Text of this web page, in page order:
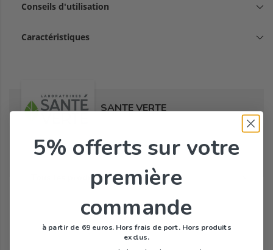
Conseils d'utilisation
Caractéristiques
SANTE VERTE
Tous les produits de la marque
5% offerts sur votre
première
commande
à partir de 69 euros. Hors frais de port. Hors produits
exclus.